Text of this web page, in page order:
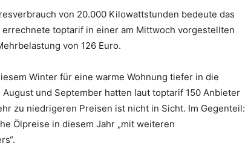
von 20.000 Kilowattstunden bedeute das
toptarif in einer am Mittwoch vorgestellten
von 126 Euro.
Winter für eine warme Wohnung tiefer in die
und September hatten laut toptarif 150 Anbieter
zu niedrigeren Preisen ist nicht in Sicht. Im Gegenteil:
Ölpreise in diesem Jahr „mit weiteren